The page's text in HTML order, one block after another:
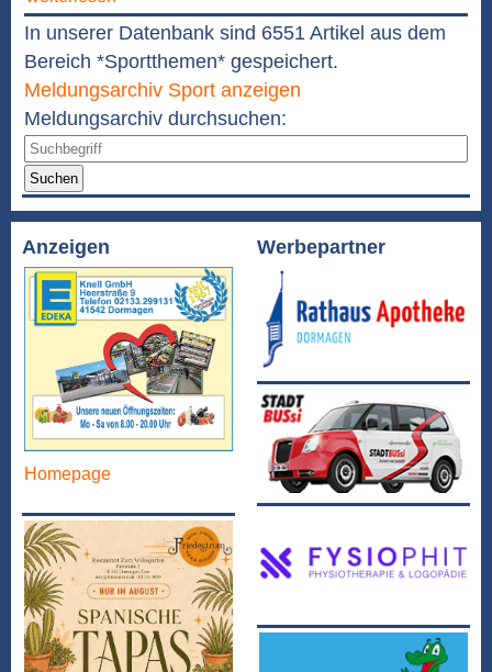
In unserer Datenbank sind 6551 Artikel aus dem
Bereich *Sportthemen* gespeichert.
Meldungsarchiv Sport anzeigen
Meldungsarchiv durchsuchen:
Suchen
Anzeigen
Homepage
Werbepartner